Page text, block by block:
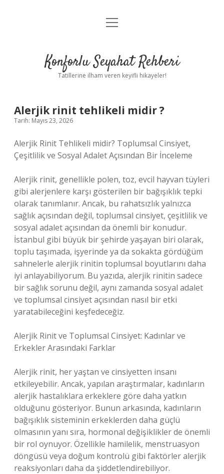
Anasayfa
Yasal Uyarı
menüyü
Konforlu Seyahat Rehberi
Tatillerine ilham veren keyifli hikayeler!
Alerjik rinit tehlikeli midir ?
Tarih: Mayıs 23, 2026
Alerjik Rinit Tehlikeli midir? Toplumsal Cinsiyet,
Çeşitlilik ve Sosyal Adalet Açısından Bir İnceleme
Alerjik rinit, genellikle polen, toz, evcil hayvan tüyleri
gibi alerjenlere karşı gösterilen bir bağışıklık tepki
olarak tanımlanır. Ancak, bu rahatsızlık yalnızca
sağlık açısından değil, toplumsal cinsiyet, çeşitlilik ve
sosyal adalet açısından da önemli bir konudur.
İstanbul gibi büyük bir şehirde yaşayan biri olarak,
toplu taşımada, işyerinde ya da sokakta gördüğüm
sahnelerle alerjik rinitin toplumsal boyutlarını daha
iyi anlayabiliyorum. Bu yazıda, alerjik rinitin sadece
bir sağlık sorunu değil, aynı zamanda sosyal adalet
ve toplumsal cinsiyet açısından nasıl bir etki
yaratabileceğini keşfedeceğiz.
Alerjik Rinit ve Toplumsal Cinsiyet: Kadınlar ve
Erkekler Arasındaki Farklar
Alerjik rinit, her yaştan ve cinsiyetten insanı
etkileyebilir. Ancak, yapılan araştırmalar, kadınların
alerjik hastalıklara erkeklere göre daha yatkın
olduğunu gösteriyor. Bunun arkasında, kadınların
bağışıklık sisteminin erkeklerden daha güçlü
olmasının yanı sıra, hormonal değişiklikler de önemli
bir rol oynuyor. Özellikle hamilelik, menstruasyon
döngüsü veya doğum kontrolü gibi faktörler alerjik
reaksiyonları daha da şiddetlendirebiliyor.